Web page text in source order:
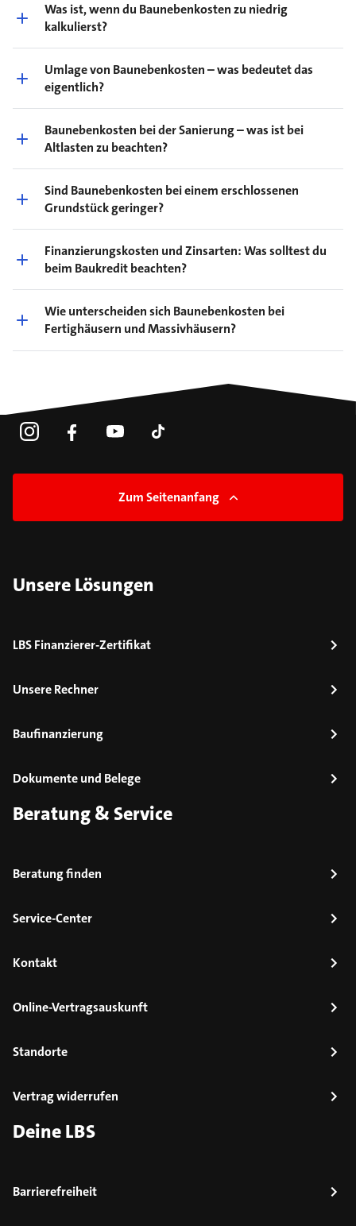
Was ist, wenn du Baunebenkosten zu niedrig
kalkulierst?
Umlage von Baunebenkosten – was bedeutet das
eigentlich?
Baunebenkosten bei der Sanierung – was ist bei
Altlasten zu beachten?
Sind Baunebenkosten bei einem erschlossenen
Grundstück geringer?
Finanzierungskosten und Zinsarten: Was solltest du
beim Baukredit beachten?
Wie unterscheiden sich Baunebenkosten bei
Fertighäusern und Massivhäusern?
Zum Seitenanfang
Unsere Lösungen
LBS Finanzierer-Zertifikat
Unsere Rechner
Baufinanzierung
Dokumente und Belege
Beratung & Service
Beratung finden
Service-Center
Kontakt
Online-Vertragsauskunft
Standorte
Vertrag widerrufen
Deine LBS
Barrierefreiheit